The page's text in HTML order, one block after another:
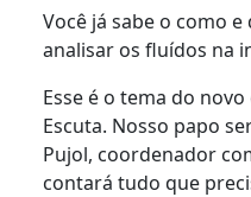
Você já sabe o como
analisar os fluídos na
Esse é o tema do
Escuta. Nosso papo
Pujol, coordenador
contará tudo que